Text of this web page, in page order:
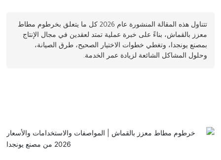
تتناول هذه المقالة المنشورة عام 2026 كل ما يتعلق بخرطوم مطاط
معزز بالقماش، بناءً على خبرة عملية تمتد لعقدين في مجال الإنتاج
بمصنع يونجدا، وتغطي خطوات الاختيار الصحيح، طرق الصيانة،
وحلول المشاكل الشائعة لزيادة عمر الخدمة.